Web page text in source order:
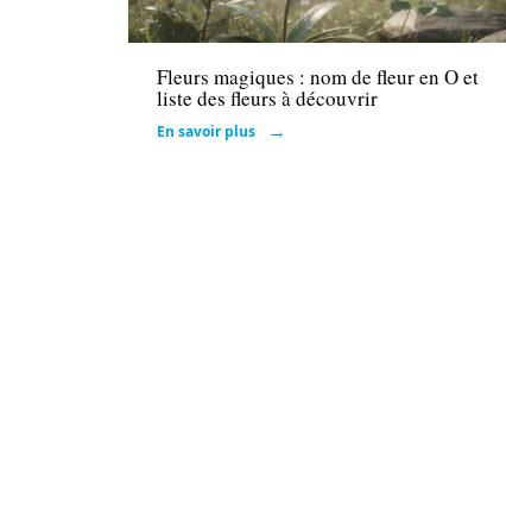
Maison
Fleurs magiques : nom de fleur en O et
liste des fleurs à découvrir
En savoir plus